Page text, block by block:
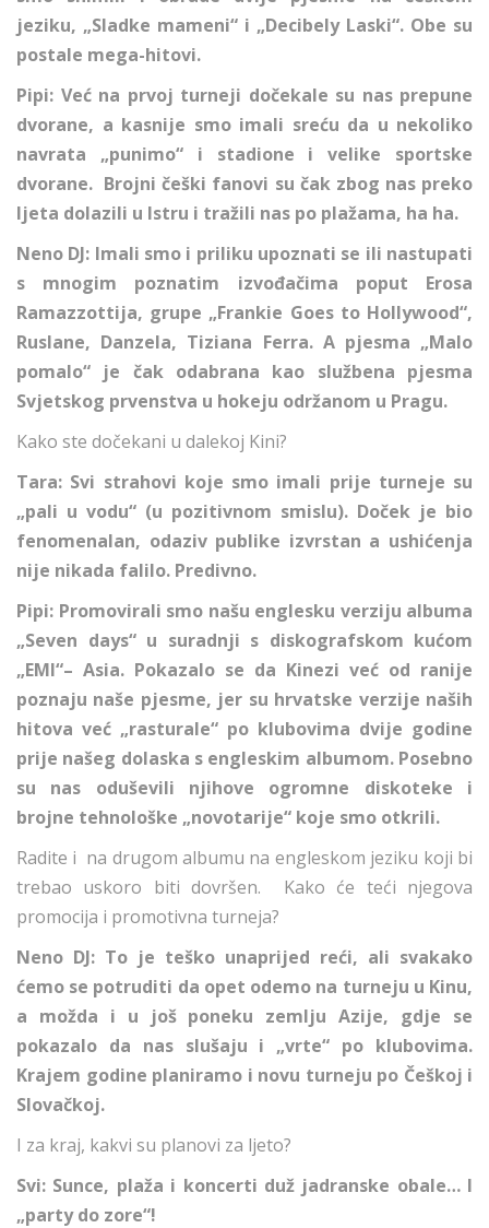
jeziku, „Sladke mameni“ i „Decibely Laski“. Obe su
postale mega-hitovi.
Pipi: Već na prvoj turneji dočekale su nas prepune
dvorane, a kasnije smo imali sreću da u nekoliko
navrata „punimo“ i stadione i velike sportske
dvorane. Brojni češki fanovi su čak zbog nas preko
ljeta dolazili u Istru i tražili nas po plažama, ha ha.
Neno DJ: Imali smo i priliku upoznati se ili nastupati
s mnogim poznatim izvođačima poput Erosa
Ramazzottija, grupe „Frankie Goes to Hollywood“,
Ruslane, Danzela, Tiziana Ferra. A pjesma „Malo
pomalo“ je čak odabrana kao službena pjesma
Svjetskog prvenstva u hokeju održanom u Pragu.
Kako ste dočekani u dalekoj Kini?
Tara: Svi strahovi koje smo imali prije turneje su
„pali u vodu“ (u pozitivnom smislu). Doček je bio
fenomenalan, odaziv publike izvrstan a ushićenja
nije nikada falilo. Predivno.
Pipi: Promovirali smo našu englesku verziju albuma
„Seven days“ u suradnji s diskografskom kućom
„EMI“– Asia. Pokazalo se da Kinezi već od ranije
poznaju naše pjesme, jer su hrvatske verzije naših
hitova već „rasturale“ po klubovima dvije godine
prije našeg dolaska s engleskim albumom. Posebno
su nas oduševili njihove ogromne diskoteke i
brojne tehnološke „novotarije“ koje smo otkrili.
Radite i na drugom albumu na engleskom jeziku koji bi
trebao uskoro biti dovršen. Kako će teći njegova
promocija i promotivna turneja?
Neno DJ: To je teško unaprijed reći, ali svakako
ćemo se potruditi da opet odemo na turneju u Kinu,
a možda i u još poneku zemlju Azije, gdje se
pokazalo da nas slušaju i „vrte“ po klubovima.
Krajem godine planiramo i novu turneju po Češkoj i
Slovačkoj.
I za kraj, kakvi su planovi za ljeto?
Svi: Sunce, plaža i koncerti duž jadranske obale… I
„party do zore“!